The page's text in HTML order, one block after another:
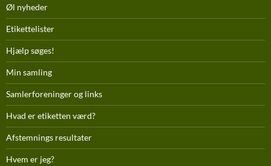
Øl nyheder
Etikettelister
Hjælp søges!
Min samling
Samlerforeninger og links
Hvad er etiketten værd?
Afstemnings resultater
Hvem er jeg?